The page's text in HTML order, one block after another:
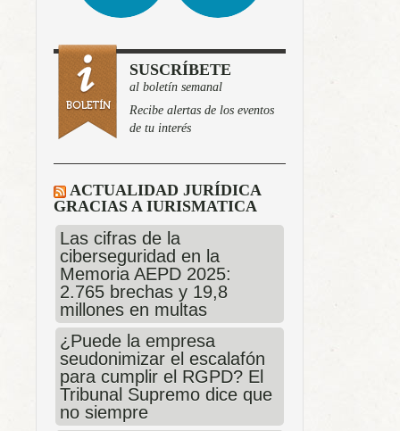
SUSCRÍBETE
al boletín semanal
Recibe alertas de los eventos
de tu interés
ACTUALIDAD JURÍDICA
GRACIAS A IURISMATICA
Las cifras de la
ciberseguridad en la
Memoria AEPD 2025:
2.765 brechas y 19,8
millones en multas
¿Puede la empresa
seudonimizar el escalafón
para cumplir el RGPD? El
Tribunal Supremo dice que
no siempre